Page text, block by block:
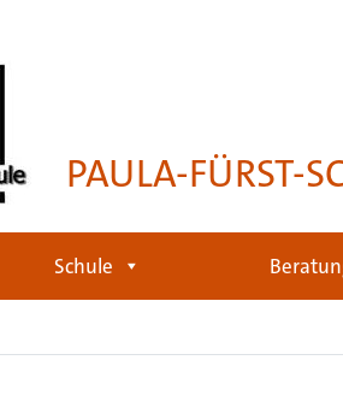
PAULA-FÜRST-
Schule